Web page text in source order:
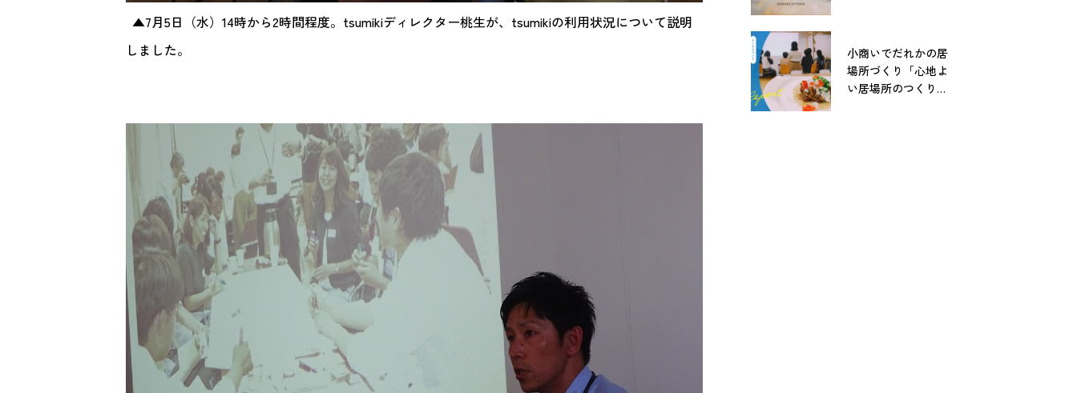
▲7月5日（水）14時から2時間程度。tsumikiディレクター桃生が、tsumikiの利用状況について説明
しました。
小商いでだれかの居
場所づくり「心地よ
い居場所のつくりか